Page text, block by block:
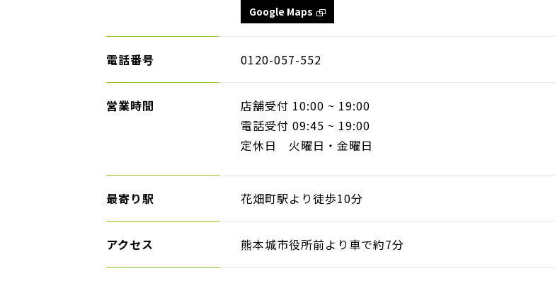
Google Maps
電話番号 0120-057-552
営業時間
店舗受付 10:00 ~ 19:00
電話受付 09:45 ~ 19:00
定休日 火曜日・金曜日
最寄り駅 花畑町駅より徒歩10分
アクセス 熊本城市役所前より車で約7分